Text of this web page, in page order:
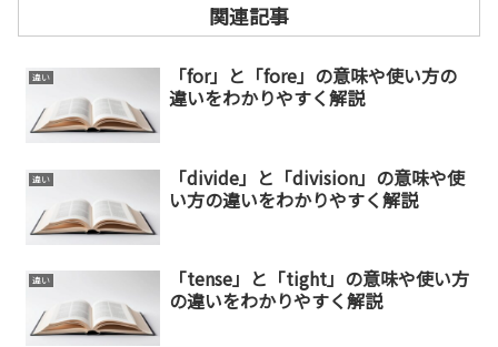
関連記事
違い
「for」と「fore」の意味や使い方の
違いをわかりやすく解説
違い
「divide」と「division」の意味や使
い方の違いをわかりやすく解説
違い
「tense」と「tight」の意味や使い方
の違いをわかりやすく解説